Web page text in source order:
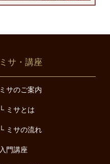
ミサ・講座
ミサのご案内
ミサとは
ミサの流れ
入門講座